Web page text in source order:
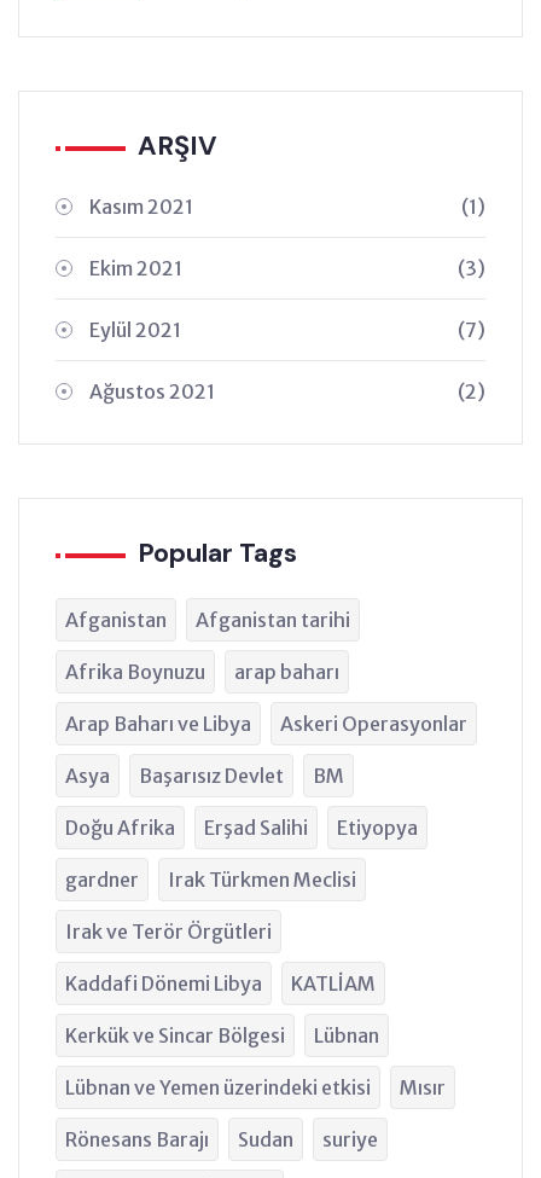
ARŞIV
Kasım 2021 (1)
Ekim 2021 (3)
Eylül 2021 (7)
Ağustos 2021 (2)
Popular Tags
Afganistan Afganistan tarihi
Afrika Boynuzu arap baharı
Arap Baharı ve Libya Askeri Operasyonlar
Asya Başarısız Devlet BM
Doğu Afrika Erşad Salihi Etiyopya
gardner Irak Türkmen Meclisi
Irak ve Terör Örgütleri
Kaddafi Dönemi Libya KATLİAM
Kerkük ve Sincar Bölgesi Lübnan
Lübnan ve Yemen üzerindeki etkisi Mısır
Rönesans Barajı Sudan suriye